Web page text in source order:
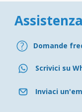
Domande
Scrivici su
Inviaci